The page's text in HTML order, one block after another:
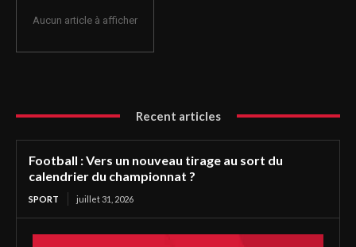
Aucun article à afficher
Recent articles
Football : Vers un nouveau tirage au sort du
calendrier du championnat ?
SPORT juillet 31, 2026